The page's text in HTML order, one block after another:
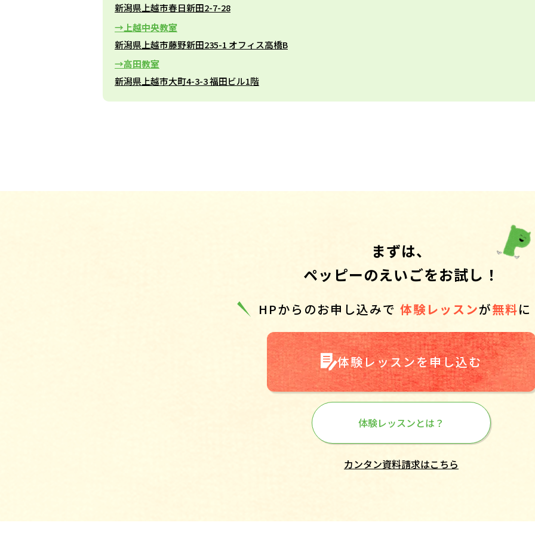
新潟県上越市春日新田2-7-28
上越中央教室
新潟県上越市藤野新田235-1 オフィス高橋B
高田教室
新潟県上越市大町4-3-3 福田ビル1階
まずは、
ペッピーのえいごをお試し！
HPからのお申し込みで 体験レッスンが無料
体験レッスンを申し込む
体験レッスンとは？
カンタン資料請求はこちら